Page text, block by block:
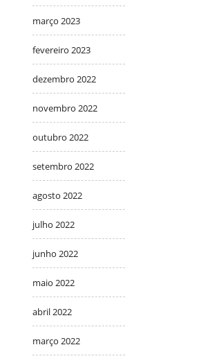
março 2023
fevereiro 2023
dezembro 2022
novembro 2022
outubro 2022
setembro 2022
agosto 2022
julho 2022
junho 2022
maio 2022
abril 2022
março 2022